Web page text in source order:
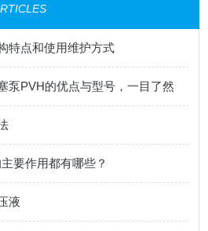
特点和使用维护方式
泵PVH的优点与型号，一目了然
要作用都有哪些？
液